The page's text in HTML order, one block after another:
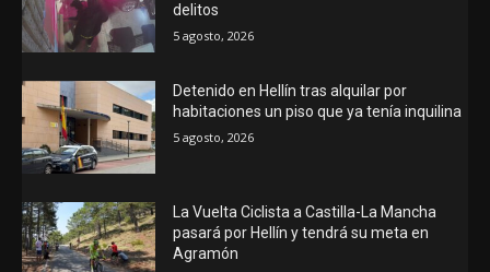
delitos
5 agosto, 2026
Detenido en Hellín tras alquilar por
habitaciones un piso que ya tenía inquilina
5 agosto, 2026
La Vuelta Ciclista a Castilla-La Mancha
pasará por Hellín y tendrá su meta en
Agramón